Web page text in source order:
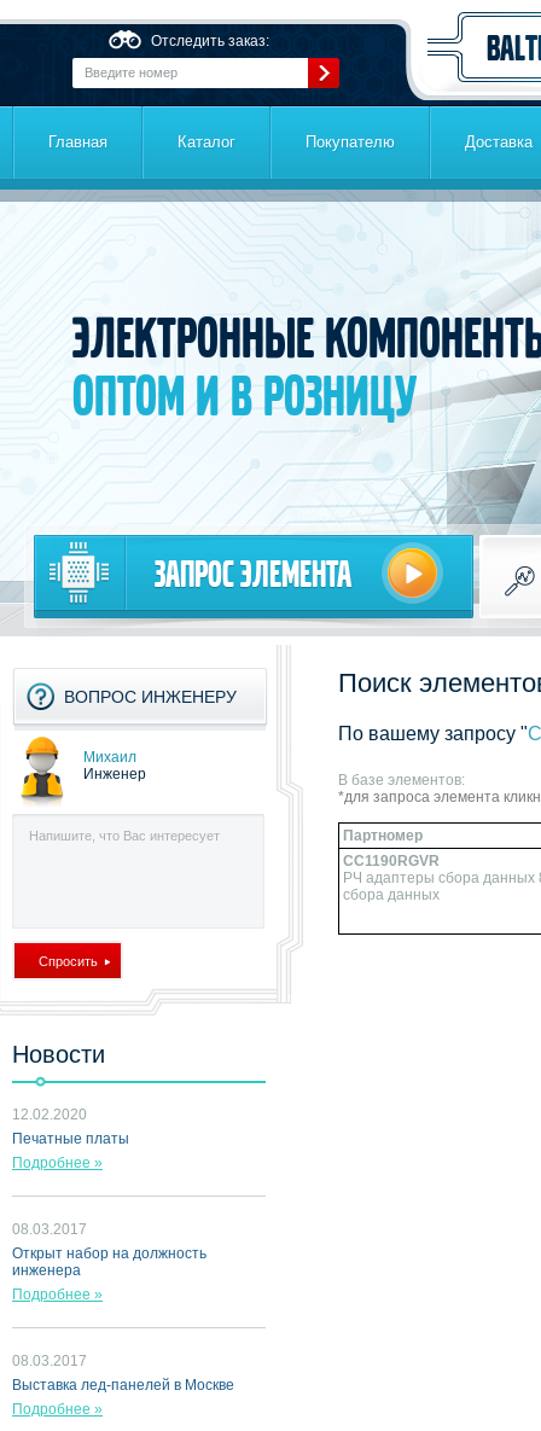
Отследить заказ:
Главная Каталог Покупателю Доставка
Электронные
оптом и в розницу
Запрос элемента
ВОПРОС ИНЖЕНЕРУ
Михаил
Инженер
Новости
12.02.2020
Печатные платы
Подробнее »
08.03.2017
Открыт набор на должность
инженера
Подробнее »
08.03.2017
Выставка лед-панелей в Москве
Подробнее »
Поиск
По вашему запросу "
В базе элементов:
*для запроса элемента
Партномер
CC1190RGVR
РЧ адаптеры сбора
сбора данных